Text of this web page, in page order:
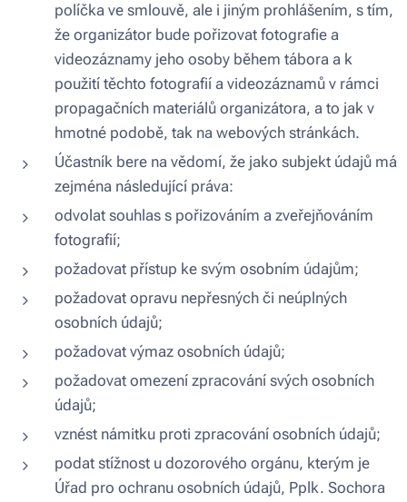
políčka ve smlouvě, ale i jiným prohlášením, s tím,
že organizátor bude pořizovat fotografie a
videozáznamy jeho osoby během tábora a k
použití těchto fotografií a videozáznamů v rámci
propagačních materiálů organizátora, a to jak v
hmotné podobě, tak na webových stránkách.
Účastník bere na vědomí, že jako subjekt údajů má
zejména následující práva:
odvolat souhlas s pořizováním a zveřejňováním
fotografií;
požadovat přístup ke svým osobním údajům;
požadovat opravu nepřesných či neúplných
osobních údajů;
požadovat výmaz osobních údajů;
požadovat omezení zpracování svých osobních
údajů;
vznést námitku proti zpracování osobních údajů;
podat stížnost u dozorového orgánu, kterým je
Úřad pro ochranu osobních údajů, Pplk. Sochora